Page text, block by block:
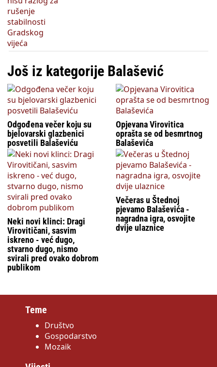
Još iz kategorije Balašević
Odgođena večer koju su
bjelovarski glazbenici
posvetili Balaševiću
Opjevana Virovitica
oprašta se od besmrtnog
Balaševića
Neki novi klinci: Dragi
Virovitičani, sasvim
iskreno - već dugo,
stvarno dugo, nismo
svirali pred ovako dobrom
publikom
Večeras u Štednoj
pjevamo Balaševića -
nagradna igra, osvojite
dvije ulaznice
Teme
Društvo
Gospodarstvo
Mozaik